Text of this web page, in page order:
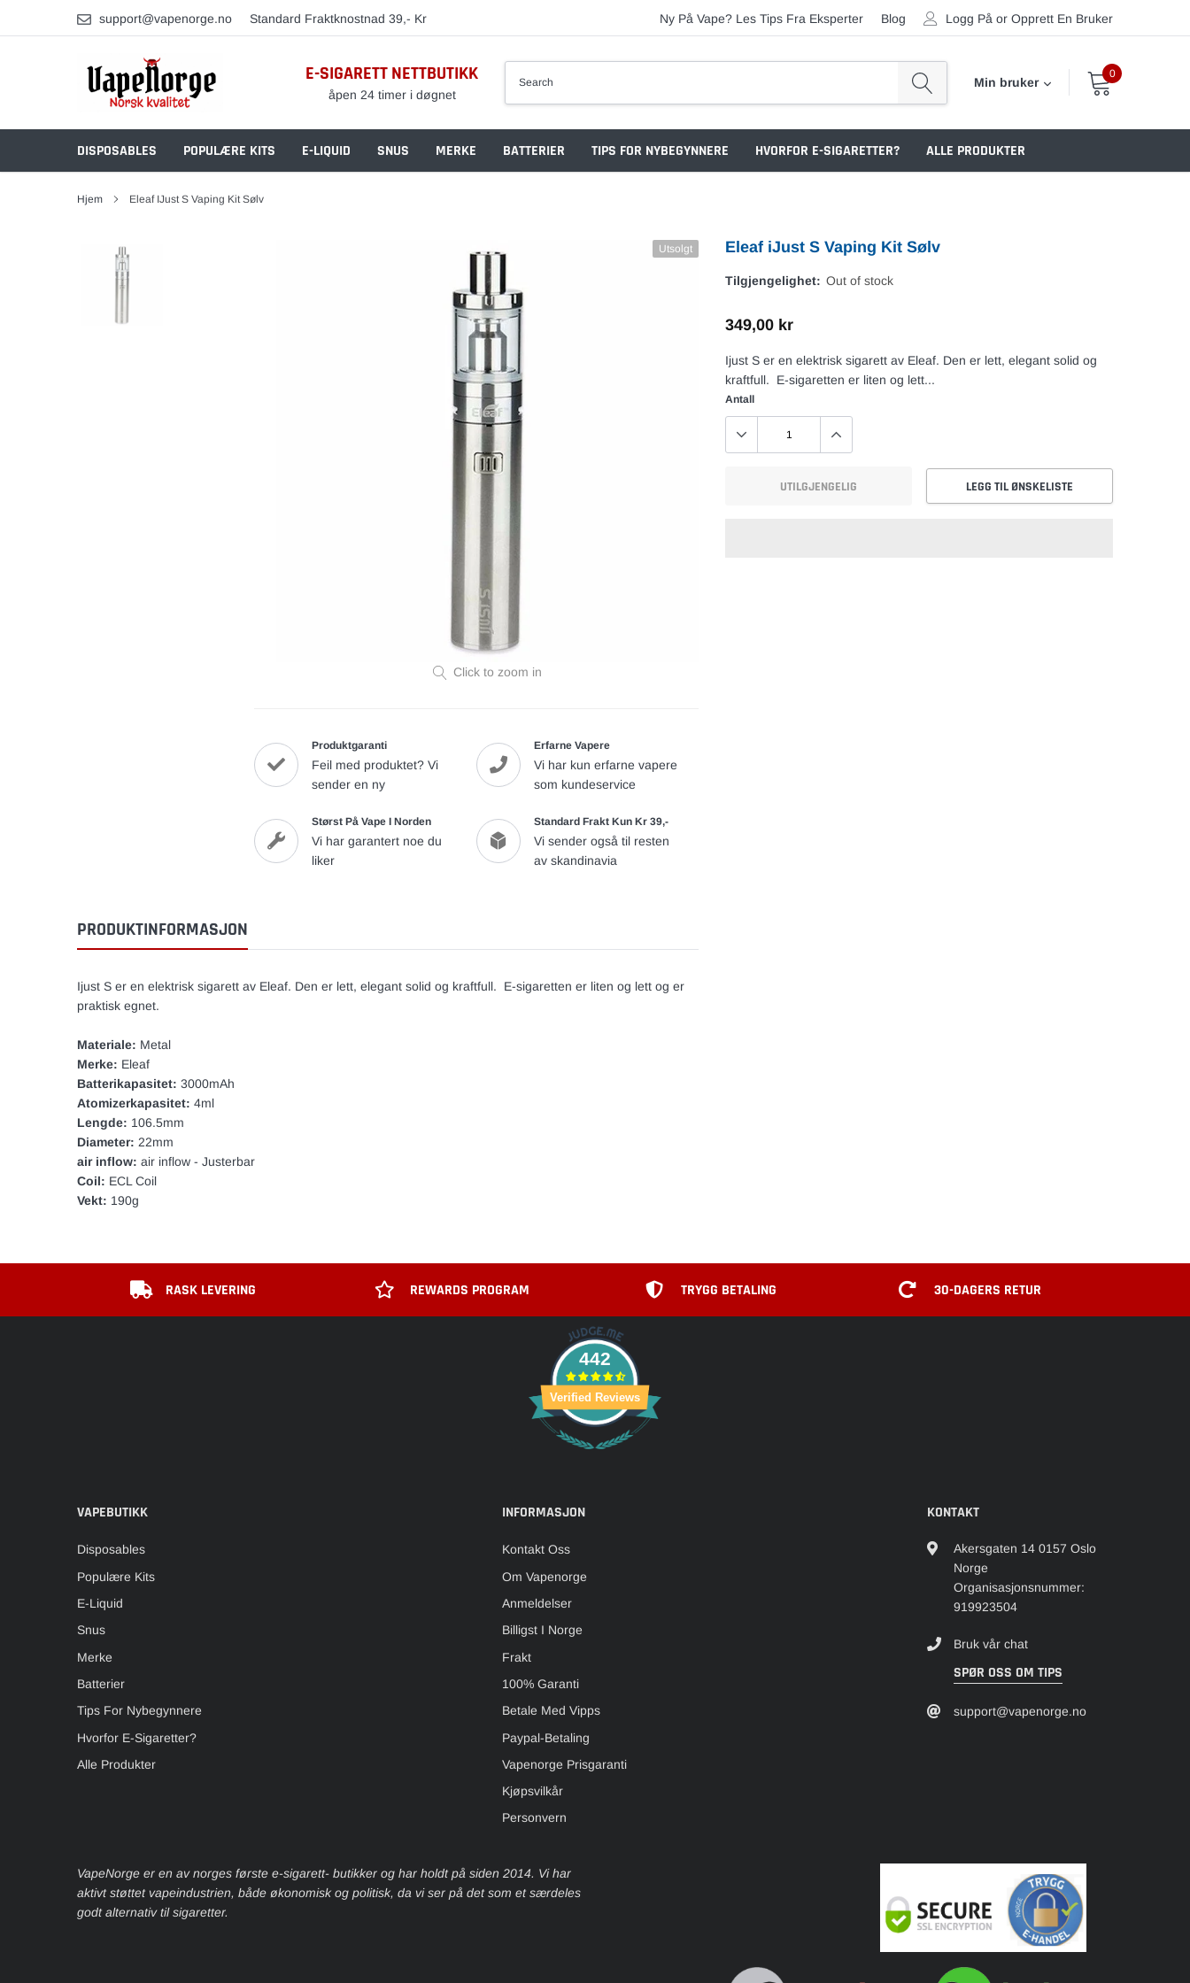
support@vapenorge.no Standard Fraktknostnad 39,- Kr Ny På Vape? Les Tips Fra Eksperter Blog Logg På or Opprett En Bruker
E-SIGARETT NETTBUTIKK
åpen 24 timer i døgnet
Min bruker
0
DISPOSABLES POPULÆRE KITS E-LIQUID SNUS MERKE BATTERIER TIPS FOR NYBEGYNNERE HVORFOR E-SIGARETTER? ALLE PRODUKTER
Hjem Eleaf IJust S Vaping Kit Sølv
Utsolgt
Click to zoom in
Produktgaranti
Feil med produktet? Vi
sender en ny
Erfarne Vapere
Vi har kun erfarne vapere
som kundeservice
Størst På Vape I Norden
Vi har garantert noe du
liker
Standard Frakt Kun Kr 39,-
Vi sender også til resten
av skandinavia
Eleaf iJust S Vaping Kit Sølv
Tilgjengelighet: Out of stock
349,00 kr
Ijust S er en elektrisk sigarett av Eleaf. Den er lett, elegant solid og
kraftfull. E-sigaretten er liten og lett...
Antall
UTILGJENGELIG LEGG TIL ØNSKELISTE
PRODUKTINFORMASJON
Ijust S er en elektrisk sigarett av Eleaf. Den er lett, elegant solid og kraftfull. E-sigaretten er liten og lett og er
praktisk egnet.
Materiale: Metal
Merke: Eleaf
Batterikapasitet: 3000mAh
Atomizerkapasitet: 4ml
Lengde: 106.5mm
Diameter: 22mm
air inflow: air inflow - Justerbar
Coil: ECL Coil
Vekt: 190g
RASK LEVERING REWARDS PROGRAM TRYGG BETALING 30-DAGERS RETUR
442
Verified Reviews
VAPEBUTIKK
Disposables
Populære Kits
E-Liquid
Snus
Merke
Batterier
Tips For Nybegynnere
Hvorfor E-Sigaretter?
Alle Produkter
INFORMASJON
Kontakt Oss
Om Vapenorge
Anmeldelser
Billigst I Norge
Frakt
100% Garanti
Betale Med Vipps
Paypal-Betaling
Vapenorge Prisgaranti
Kjøpsvilkår
Personvern
KONTAKT
Akersgaten 14 0157 Oslo
Norge
Organisasjonsnummer:
919923504
Bruk vår chat
SPØR OSS OM TIPS
support@vapenorge.no
VapeNorge er en av norges første e-sigarett- butikker og har holdt på siden 2014. Vi har
aktivt støttet vapeindustrien, både økonomisk og politisk, da vi ser på det som et særdeles
godt alternativ til sigaretter.